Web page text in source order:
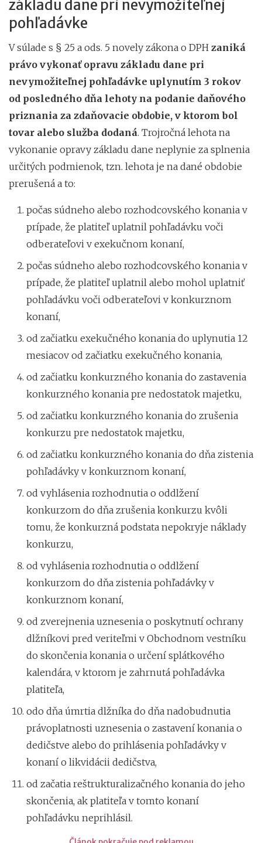
základu dane pri nevymožiteľnej
pohľadávke
V súlade s § 25 a ods. 5 novely zákona o DPH zaniká
právo vykonať opravu základu dane pri
nevymožiteľnej pohľadávke uplynutím 3 rokov
od posledného dňa lehoty na podanie daňového
priznania za zdaňovacie obdobie, v ktorom bol
tovar alebo služba dodaná. Trojročná lehota na
vykonanie opravy základu dane neplynie za splnenia
určitých podmienok, tzn. lehota je na dané obdobie
prerušená a to:
počas súdneho alebo rozhodcovského konania v
prípade, že platiteľ uplatnil pohľadávku voči
odberateľovi v exekučnom konaní,
počas súdneho alebo rozhodcovského konania v
prípade, že platiteľ uplatnil alebo mohol uplatniť
pohľadávku voči odberateľovi v konkurznom
konaní,
od začiatku exekučného konania do uplynutia 12
mesiacov od začiatku exekučného konania,
od začiatku konkurzného konania do zastavenia
konkurzného konania pre nedostatok majetku,
od začiatku konkurzného konania do zrušenia
konkurzu pre nedostatok majetku,
od začiatku konkurzného konania do dňa zistenia
pohľadávky v konkurznom konaní,
od vyhlásenia rozhodnutia o oddlžení
konkurzom do dňa zrušenia konkurzu kvôli
tomu, že konkurzná podstata nepokryje náklady
konkurzu,
od vyhlásenia rozhodnutia o oddlžení
konkurzom do dňa zistenia pohľadávky v
konkurznom konaní,
od zverejnenia uznesenia o poskytnutí ochrany
dlžníkovi pred veriteľmi v Obchodnom vestníku
do skončenia konania o určení splátkového
kalendára, v ktorom je zahrnutá pohľadávka
platiteľa,
odo dňa úmrtia dlžníka do dňa nadobudnutia
právoplatnosti uznesenia o zastavení konania o
dedičstve alebo do prihlásenia pohľadávky v
konaní o likvidácii dedičstva,
od začatia reštrukturalizačného konania do jeho
skončenia, ak platiteľa v tomto konaní
pohľadávku neprihlásil.